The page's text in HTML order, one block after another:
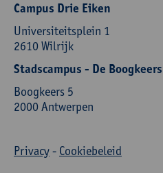
Campus Drie Eiken
Universiteitsplein 1
2610 Wilrijk
Stadscampus - De Boogkeers
Boogkeers 5
2000 Antwerpen
Privacy- Cookiebeleid